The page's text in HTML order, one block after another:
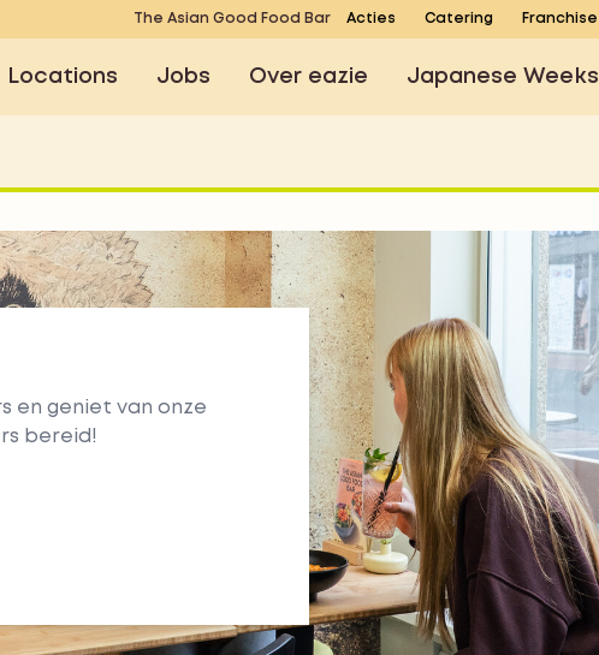
The Asian Good Food Bar Acties Catering Franchise
Locations Jobs Over eazie Japanese Weeks
en geniet van onze
bereid!